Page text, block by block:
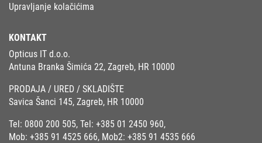
Upravljanje kolačićima
KONTAKT
Opticus IT d.o.o.
Antuna Branka Šimića 22, Zagreb, HR 10000
PRODAJA / URED / SKLADIŠTE
Savica Šanci 145, Zagreb, HR 10000
Tel: 0800 200 505, Tel: +385 01 2450 960,
Mob: +385 91 4525 666, Mob2: +385 91 4535 666